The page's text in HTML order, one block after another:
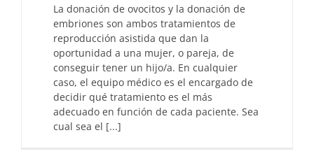
La donación de ovocitos y la donación de
embriones son ambos tratamientos de
reproducción asistida que dan la
oportunidad a una mujer, o pareja, de
conseguir tener un hijo/a. En cualquier
caso, el equipo médico es el encargado de
decidir qué tratamiento es el más
adecuado en función de cada paciente. Sea
cual sea el [...]